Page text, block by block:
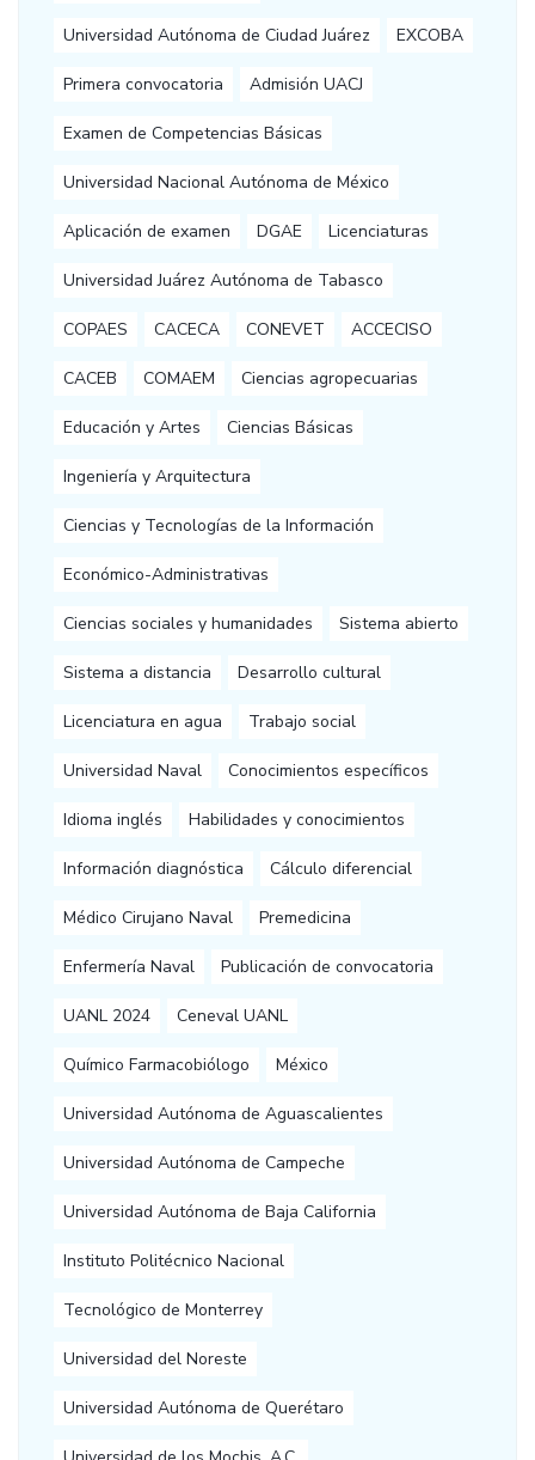
Universidad Autónoma de Ciudad Juárez EXCOBA
Primera convocatoria Admisión UACJ
Examen de Competencias Básicas
Universidad Nacional Autónoma de México
Aplicación de examen DGAE Licenciaturas
Universidad Juárez Autónoma de Tabasco
COPAES CACECA CONEVET ACCECISO
CACEB COMAEM Ciencias agropecuarias
Educación y Artes Ciencias Básicas
Ingeniería y Arquitectura
Ciencias y Tecnologías de la Información
Económico-Administrativas
Ciencias sociales y humanidades Sistema abierto
Sistema a distancia Desarrollo cultural
Licenciatura en agua Trabajo social
Universidad Naval Conocimientos específicos
Idioma inglés Habilidades y conocimientos
Información diagnóstica Cálculo diferencial
Médico Cirujano Naval Premedicina
Enfermería Naval Publicación de convocatoria
UANL 2024 Ceneval UANL
Químico Farmacobiólogo México
Universidad Autónoma de Aguascalientes
Universidad Autónoma de Campeche
Universidad Autónoma de Baja California
Instituto Politécnico Nacional
Tecnológico de Monterrey
Universidad del Noreste
Universidad Autónoma de Querétaro